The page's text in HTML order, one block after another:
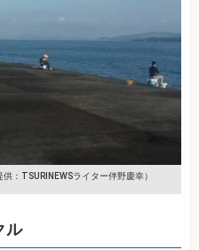
供：TSURINEWSライター伴野慶幸）
ル